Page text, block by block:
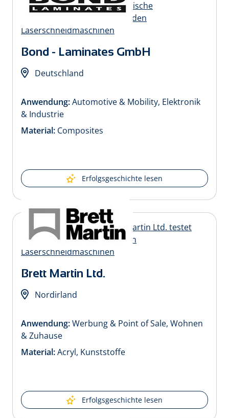
Bond - Laminates GmbH
Deutschland
Anwendung:Automotive & Mobility, Elektronik
& Industrie
Material: Composites
Erfolgsgeschichte lesen
Brett Martin Ltd.
Nordirland
Anwendung:Werbung & Point of Sale, Wohnen
& Zuhause
Material:Acryl, Kunststoffe
Erfolgsgeschichte lesen